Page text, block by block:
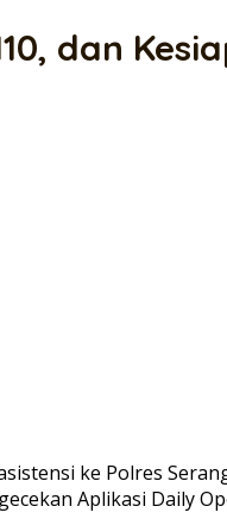
dan
ke Polres
Aplikasi Daily